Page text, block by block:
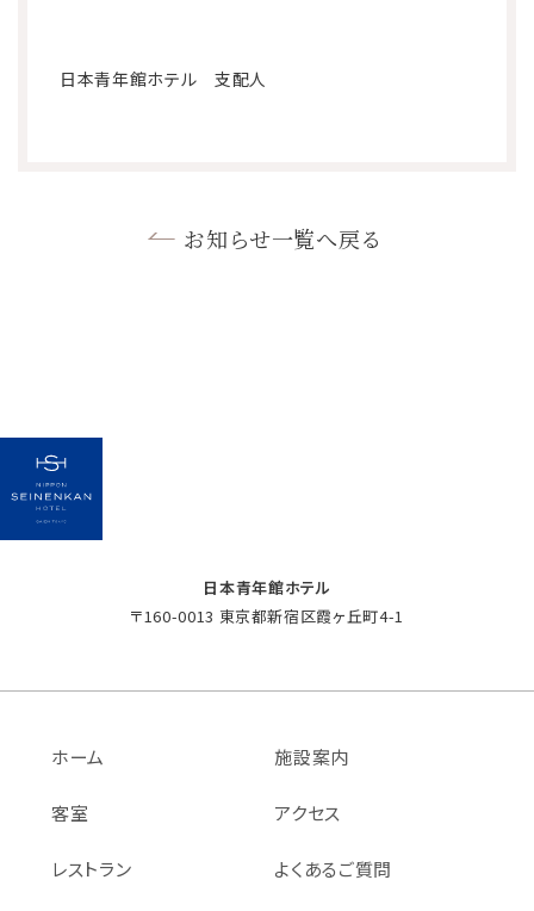
日本青年館ホテル 支配人
お知らせ一覧へ戻る
日本青年館ホテル
〒160-0013 東京都新宿区霞ヶ丘町4-1
ホーム
客室
レストラン
施設案内
アクセス
よくあるご質問